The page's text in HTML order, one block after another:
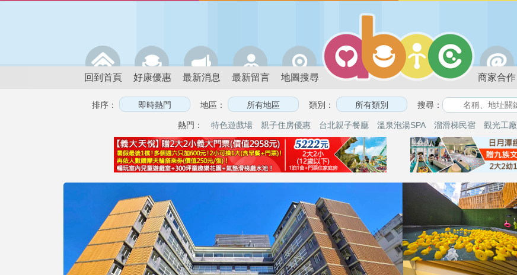
回到首頁 好康優惠 最新消息 最新留言 地圖搜尋 商家合作
排序： 地區： 類別： 搜尋：
熱門： 特色遊戲場 親子住房優惠 台北親子餐廳 溫泉泡湯SPA 溜滑梯民宿 觀光工廠